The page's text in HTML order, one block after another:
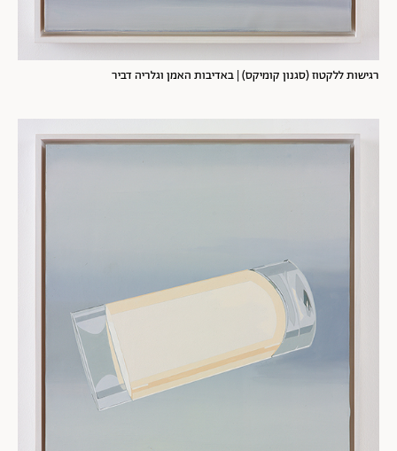
רגישות ללקטוז (סגנון קומיקס) | באדיבות האמן וגלריה דביר